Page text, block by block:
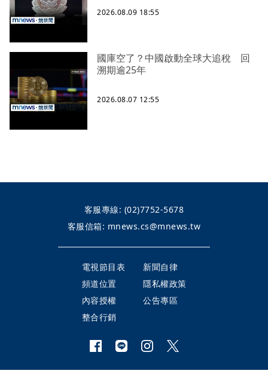
2026.08.09 18:55
國庫空了？中國啟動全球大追稅 回
溯期逾25年
2026.08.07 12:55
客服專線: (02)7752-5678
客服信箱: mnews.cs@mnews.tw
電視節目表
新聞自律
頻道位置
隱私權政策
內容授權
公告專區
整合行銷